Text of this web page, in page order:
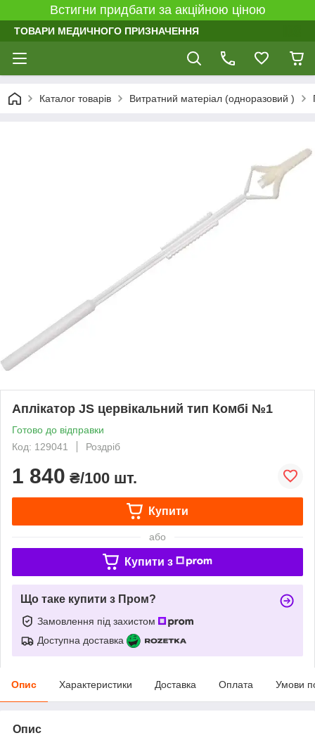
Встигни придбати за акційною ціною
ТОВАРИ МЕДИЧНОГО ПРИЗНАЧЕННЯ
Каталог товарів Витратний матеріал (одноразовий )
Аплікатор JS цервікальний тип Комбі №1
Готово до відправки
Код: 129041
Роздріб
1 840 ₴/100 шт.
Купити
або
Купити з
Що таке купити з Пром?
Замовлення під захистом
Доступна доставка
Опис Характеристики Доставка Оплата Умови
Опис